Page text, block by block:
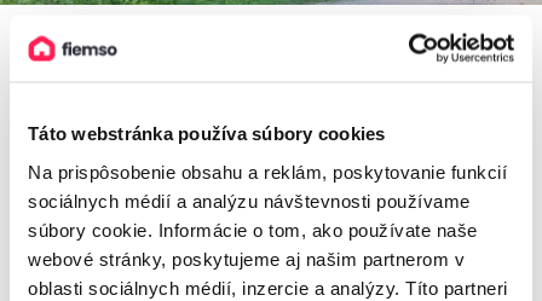
Táto webstránka používa súbory cookies
Na prispôsobenie obsahu a reklám, poskytovanie funkcií
sociálnych médií a analýzu návštevnosti používame
súbory cookie. Informácie o tom, ako používate naše
webové stránky, poskytujeme aj našim partnerom v
oblasti sociálnych médií, inzercie a analýzy. Títo partneri
Chata SILVIA Jasenská dolina
Chata, Belá - Dulice, Slovensko
12 osôb, 150 m2, 5 spální, 2 kúpeľne